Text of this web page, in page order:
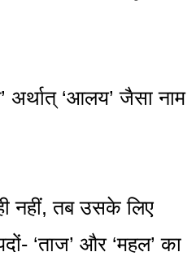
‘आलय’ जैसा नाम
नहीं, तब उसके लिए
‘ताज’ और ‘महल’ का